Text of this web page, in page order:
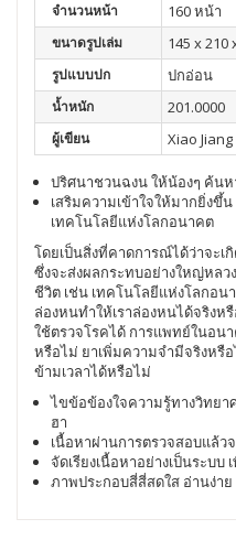
จำนวนหน้า 160 หน้า
ขนาดรูปเล่ม 145 x 210
รูปแบบปก ปกอ่อน
น้ำหนัก 201.0000
ผู้เขียน Xiao
ปริศนาชวนฉงน ให้น้องๆ ค้นห
เสริมความเข้าใจให้มากยิ่งขึ้
เทคโนโลยีแห่งโลกอนาคต
โดยเป็นสิ่งที่คาดการณ์ได้ว่าจะเ
ซึ่งจะส่งผลกระทบอย่างใหญ่หลว
ชีวิต เช่น เทคโนโลยีแห่งโลกอ
ล่องหนทำให้เราล่องหนได้จริง
ใช้ตรวจโรคได้ การแพทย์ในอน
หรือไม่ ยาเพิ่มความจำมีจริงหรื
ข้ามเวลาได้หรือไม่
ไขข้อข้องใจความรู้ทางวิทย
ฮา
เนื้อหาผ่านการตรวจสอบแล้ว
จัดเรียงเนื้อหาอย่างเป็นระบบ
ภาพประกอบสี่สี่สดใส อ่านง่าย